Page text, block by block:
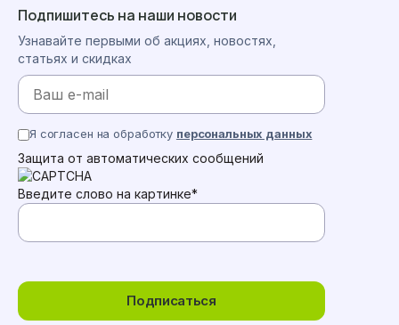
Подпишитесь на наши новости
Узнавайте первыми об акциях, новостях,
статьях и скидках
Подписаться
Я согласен на обработку персональных данных
Защита от автоматических сообщений
Введите слово на картинке*